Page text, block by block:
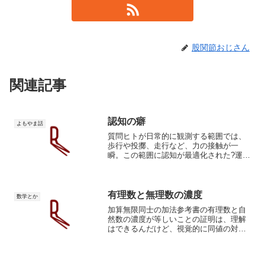
股関節おじさん
関連記事
よもやま話 認知の癖
質問ヒトが日常的に観測する範囲では、
歩行や投擲、走行など、力の接触が一
瞬。この範囲に認知が最適化された?運動
ヒトが暮らしている一般的...
数学とか 有理数と無理数の濃度
加算無限同士の加法参考書の有理数と自
然数の濃度が等しいことの証明は、理解
はできるんだけど、視覚的に同値の対応